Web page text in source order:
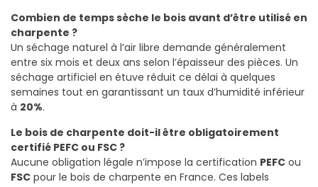
Combien de temps sèche le bois avant d’être utilisé en
charpente ?
Un séchage naturel à l’air libre demande généralement
entre six mois et deux ans selon l’épaisseur des pièces. Un
séchage artificiel en étuve réduit ce délai à quelques
semaines tout en garantissant un taux d’humidité inférieur
à 20%.
Le bois de charpente doit-il être obligatoirement
certifié PEFC ou FSC ?
Aucune obligation légale n’impose la certification PEFC ou
FSC pour le bois de charpente en France. Ces labels